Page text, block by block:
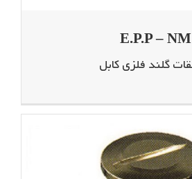
E.P.P – NM
گلند فلزی کابل